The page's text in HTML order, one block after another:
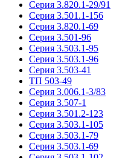
Серия 3.820.1-29/91
Серия 3.501.1-156
Серия 3.820.1-69
Серия 3.501-96
Серия 3.503.1-95
Серия 3.503.1-96
Серия 3.503-41
ТП 503-49
Серия 3.006.1-3/83
Серия 3.507-1
Серия 3.501.2-123
Серия 3.503.1-105
Серия 3.503.1-79
Серия 3.503.1-69